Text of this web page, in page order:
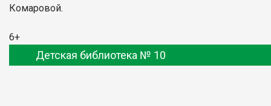
Комаровой.
6+
Детская библиотека № 10